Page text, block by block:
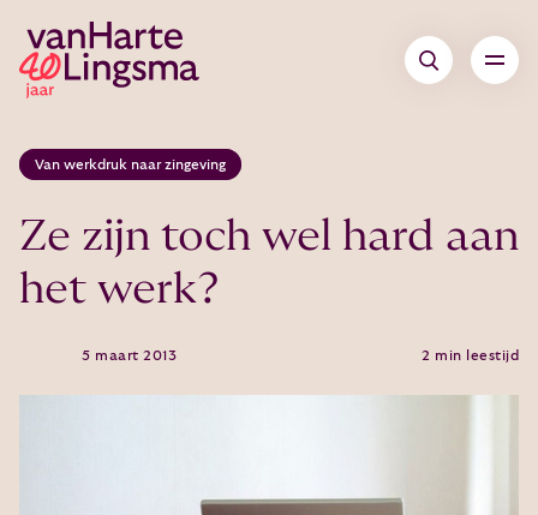
Van werkdruk naar zingeving
Ze zijn toch wel hard aan
het werk?
5 maart 2013 2 min leestijd